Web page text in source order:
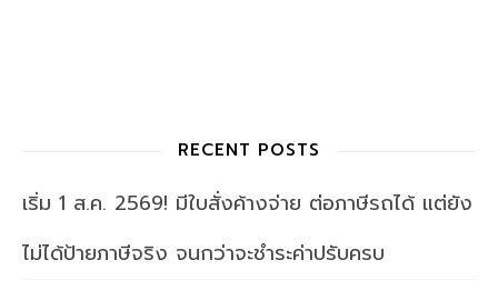
RECENT POSTS
เริ่ม 1 ส.ค. 2569! มีใบสั่งค้างจ่าย ต่อภาษีรถได้ แต่ยัง
ไม่ได้ป้ายภาษีจริง จนกว่าจะชำระค่าปรับครบ